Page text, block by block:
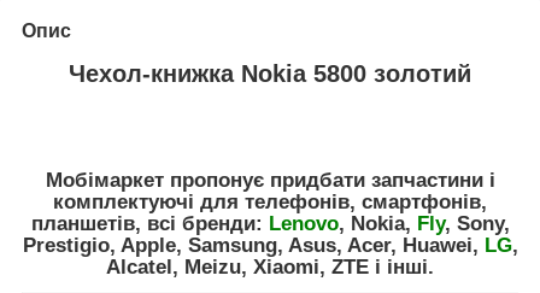
Опис
Чехол-книжка Nokia 5800 золотий
Мобімаркет пропонує придбати запчастини і
комплектуючі для телефонів, смартфонів,
планшетів, всі бренди: Lenovo, Nokia, Fly, Sony,
Prestigio, Apple, Samsung, Asus, Acer, Huawei, LG,
Alcatel, Meizu, Xiaomi, ZTE і інші.